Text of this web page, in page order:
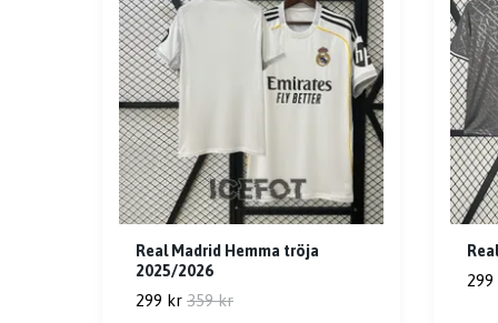
Real Madrid Hemma tröja
2025/2026
299 kr 359 kr